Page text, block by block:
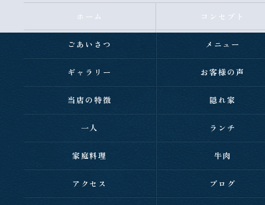
ホーム コンセプト
ごあいさつ メニュー
ギャラリー お客様の声
当店の特徴 隠れ家
一人 ランチ
家庭料理 牛肉
アクセス ブログ